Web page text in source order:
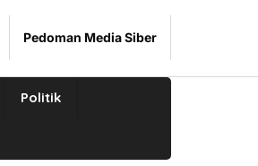
Pedoman Media Siber
Politik